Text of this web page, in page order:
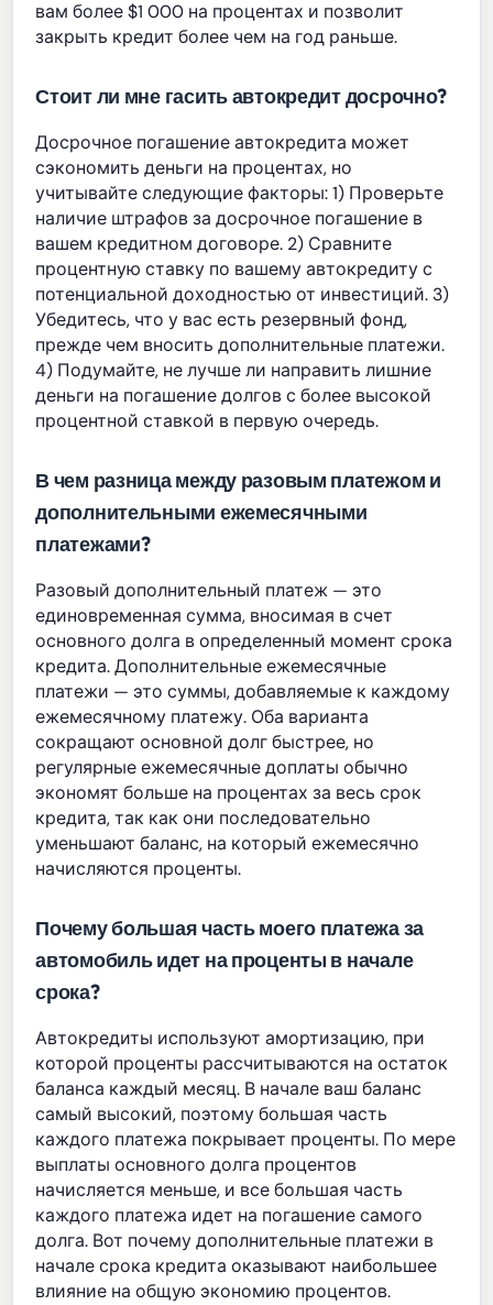
вам более $1 000 на процентах и позволит
закрыть кредит более чем на год раньше.
Стоит ли мне гасить автокредит досрочно?
Досрочное погашение автокредита может
сэкономить деньги на процентах, но
учитывайте следующие факторы: 1) Проверьте
наличие штрафов за досрочное погашение в
вашем кредитном договоре. 2) Сравните
процентную ставку по вашему автокредиту с
потенциальной доходностью от инвестиций. 3)
Убедитесь, что у вас есть резервный фонд,
прежде чем вносить дополнительные платежи.
4) Подумайте, не лучше ли направить лишние
деньги на погашение долгов с более высокой
процентной ставкой в первую очередь.
В чем разница между разовым платежом и
дополнительными ежемесячными
платежами?
Разовый дополнительный платеж — это
единовременная сумма, вносимая в счет
основного долга в определенный момент срока
кредита. Дополнительные ежемесячные
платежи — это суммы, добавляемые к каждому
ежемесячному платежу. Оба варианта
сокращают основной долг быстрее, но
регулярные ежемесячные доплаты обычно
экономят больше на процентах за весь срок
кредита, так как они последовательно
уменьшают баланс, на который ежемесячно
начисляются проценты.
Почему большая часть моего платежа за
автомобиль идет на проценты в начале
срока?
Автокредиты используют амортизацию, при
которой проценты рассчитываются на остаток
баланса каждый месяц. В начале ваш баланс
самый высокий, поэтому большая часть
каждого платежа покрывает проценты. По мере
выплаты основного долга процентов
начисляется меньше, и все большая часть
каждого платежа идет на погашение самого
долга. Вот почему дополнительные платежи в
начале срока кредита оказывают наибольшее
влияние на общую экономию процентов.